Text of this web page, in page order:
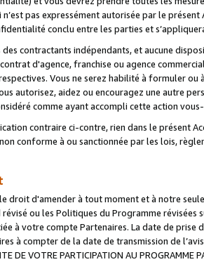
pas expressément autorisée par le
conclu entre les parties et
des contractants indépendants, et aucune
d'agence, franchise ou agence
Vous ne serez habilité à formuler
autorisez, aidez ou encouragez une autre
comme ayant accompli cette action
contraire ci-contre, rien dans le présent
conforme à ou sanctionnée par les lois,
droit d'amender à tout moment et à notre
ou les Politiques du Programme
à votre compte Partenaires. La date de
à compter de la date de transmission de
DE VOTRE PARTICIPATION AU PROGRAMME